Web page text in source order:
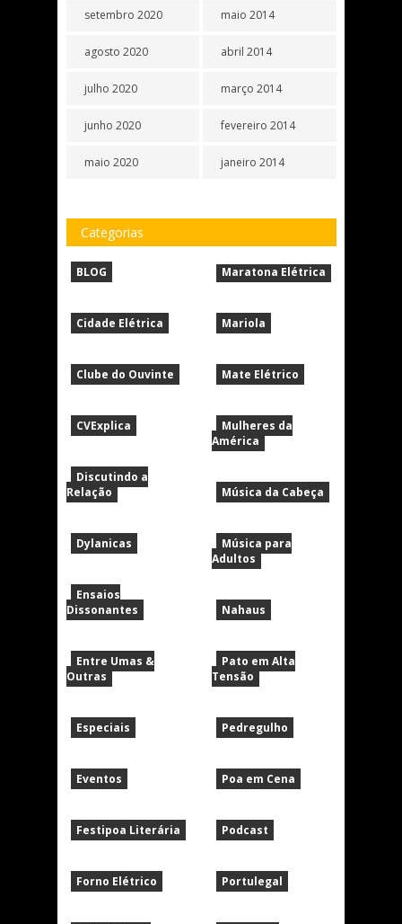
setembro 2020
agosto 2020
julho 2020
junho 2020
maio 2020
maio 2014
abril 2014
março 2014
fevereiro 2014
janeiro 2014
Categorias
BLOG
Cidade Elétrica
Clube do Ouvinte
CVExplica
Discutindo a
Relação
Dylanicas
Ensaios
Dissonantes
Entre Umas &
Outras
Especiais
Eventos
Festipoa Literária
Forno Elétrico
Maratona Elétrica
Mariola
Mate Elétrico
Mulheres da
América
Música da Cabeça
Música para
Adultos
Nahaus
Pato em Alta
Tensão
Pedregulho
Poa em Cena
Podcast
Portulegal